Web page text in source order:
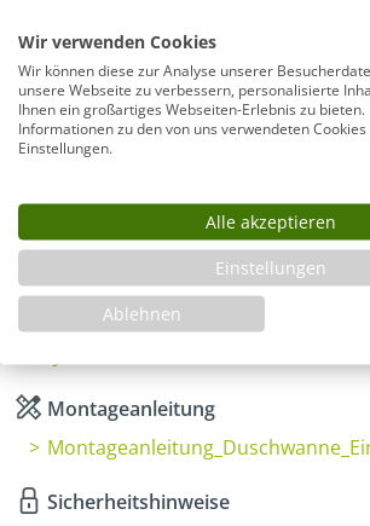
Duschwannenschürze weiß Rechteck
Produkt Anzahl: Gib den
In den
Infos
Fragen zum Artikel
Planungshilfe
Montageanleitung
Sicherheitshinweise
Wir verwenden Cookies
Wir können diese zur Analyse unserer
unsere Webseite zu verbessern, personalisierte
Ihnen ein großartiges Webseiten-Erlebnis zu bieten.
Informationen zu den von uns verwendeten
Einstellungen.
Alle akzeptieren
Einstellungen
Ablehnen